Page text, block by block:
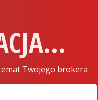
Twojego brokera